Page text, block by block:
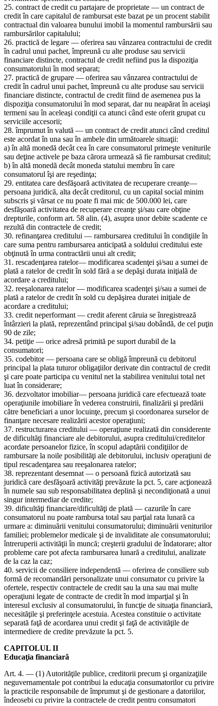
25. contract de credit cu partajare de proprietate — un contract de
credit în care capitalul de rambursat este bazat pe un procent stabilit
contractual din valoarea bunului imobil la momentul rambursării sau
rambursărilor capitalului;
26. practică de legare — oferirea sau vânzarea contractului de credit
în cadrul unui pachet, împreună cu alte produse sau servicii
financiare distincte, contractul de credit nefiind pus la dispoziţia
consumatorului în mod separat;
27. practică de grupare — oferirea sau vânzarea contractului de
credit în cadrul unui pachet, împreună cu alte produse sau servicii
financiare distincte, contractul de credit fiind de asemenea pus la
dispoziţia consumatorului în mod separat, dar nu neapărat în aceiaşi
termeni sau în aceleaşi condiţii ca atunci când este oferit grupat cu
serviciile accesorii;
28. împrumut în valută — un contract de credit atunci când creditul
este acordat în una sau în ambele din următoarele situaţii:
a) în altă monedă decât cea în care consumatorul primeşte veniturile
sau deţine activele pe baza cărora urmează să fie rambursat creditul;
b) în altă monedă decât moneda statului membru în care
consumatorul îşi are reşedinţa;
29. entitatea care desfăşoară activitatea de recuperare creanţe—
persoana juridică, alta decât creditorul, cu un capital social minim
subscris şi vărsat ce nu poate fi mai mic de 500.000 lei, care
desfăşoară activitatea de recuperare creanţe şi/sau care obţine
drepturile, conform art. 58 alin. (4), asupra unor debite scadente ce
rezultă din contractele de credit;
30. refinanţarea creditului — rambursarea creditului în condiţiile în
care suma pentru rambursarea anticipată a soldului creditului este
obţinută în urma contractării unui alt credit;
31. rescadenţarea ratelor— modificarea scadenţei şi/sau a sumei de
plată a ratelor de credit în sold fără a se depăşi durata iniţială de
acordare a creditului;
32. reeşalonarea ratelor — modificarea scadenţei şi/sau a sumei de
plată a ratelor de credit în sold cu depăşirea duratei iniţiale de
acordare a creditului;
33. credit neperformant — credit aferent căruia se înregistrează
întârzieri la plată, reprezentând principal şi/sau dobândă, de cel puţin
90 de zile;
34. petiţie — orice adresă primită pe suport durabil de la
consumatori;
35. codebitor — persoana care se obligă împreună cu debitorul
principal la plata tuturor obligaţiilor derivate din contractul de credit
şi care poate participa cu venitul net la stabilirea venitului total net
luat în considerare;
36. dezvoltator imobiliar— persoana juridică care efectuează toate
operaţiunile imobiliare în vederea construirii, finalizării şi predării
către beneficiari a unor locuinţe, precum şi coordonarea surselor de
finanţare necesare realizării acestor operaţiuni;
37. restructurarea creditului — operaţiune realizată din considerente
de dificultăţi financiare ale debitorului, asupra creditului/creditelor
acordate persoanelor fizice, în scopul adaptării condiţiilor de
rambursare la noile posibilităţi ale debitorului, inclusiv operaţiuni de
tipul rescadenţarea sau reeşalonarea ratelor;
38. reprezentant desemnat — o persoană fizică autorizată sau
juridică care desfăşoară activităţi prevăzute la pct. 5, care acţionează
în numele sau sub responsabilitatea deplină şi necondiţionată a unui
singur intermediar de credite;
39. dificultăţi financiare/dificultăţi de plată — cazurile în care
consumatorul nu poate rambursa total sau parţial rata lunară ca
urmare a: diminuării venitului consumatorului; diminuării veniturilor
familiei; problemelor medicale şi de invaliditate ale consumatorului;
întreruperii activităţii în muncă; creşterii gradului de îndatorare; altor
probleme care pot afecta rambursarea lunară a creditului, analizate
de la caz la caz;
40. servicii de consiliere independentă — oferirea de consiliere sub
formă de recomandări personalizate unui consumator cu privire la
ofertele, respectiv contractele de credit sau la una sau mai multe
operaţiuni legate de contracte de credit în mod imparţial şi în
interesul exclusiv al consumatorului, în funcţie de situaţia financiară,
necesităţile şi preferinţele acestuia. Acestea constituie o activitate
separată faţă de acordarea unui credit şi faţă de activităţile de
intermediere de credite prevăzute la pct. 5.
CAPITOLUL II
Educaţia financiară
Art. 4. — (1) Autorităţile publice, creditorii precum şi organizaţiile
neguvernamentale pot contribui la educaţia consumatorilor cu privire
la practicile responsabile de împrumut şi de gestionare a datoriilor,
îndeosebi cu privire la contractele de credit pentru consumatori